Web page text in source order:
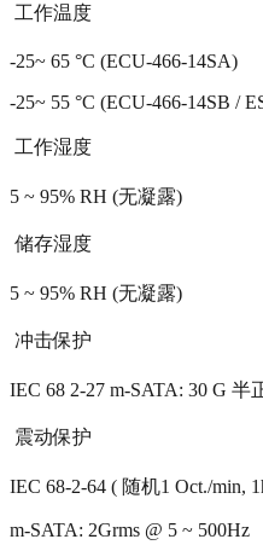
 工作温度
-25~ 65 °C (ECU-466-14SA)
-25~ 55 °C (ECU-466-14SB /
 工作湿度
5 ~ 95% RH (无凝露)
 储存湿度
5 ~ 95% RH (无凝露)
 冲击保护
IEC 68 2-27 m-SATA: 30 G 半
 震动保护
IEC 68-2-64 ( 随机1 Oct./min,
m-SATA: 2Grms @ 5 ~ 500Hz